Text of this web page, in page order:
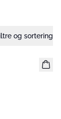
og sortering